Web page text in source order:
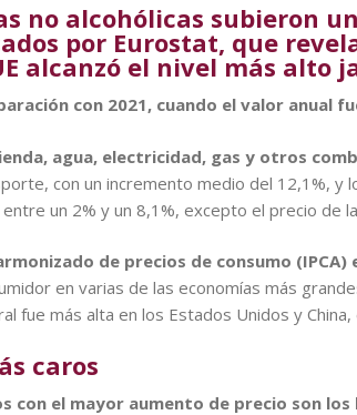
no alcohólicas subieron
por Eurostat, que
alcanzó el nivel más alto
con 2021, cuando el valor anual
agua, electricidad, gas y otros
con un incremento medio del 12,1%, y
un 2% y un 8,1%, excepto el precio de
de precios de consumo (IPCA)
en varias de las economías más
fue más alta en los Estados Unidos y
caros
con el mayor aumento de precio son los